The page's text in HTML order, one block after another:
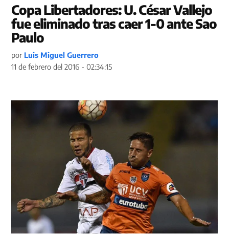
Copa Libertadores: U. César Vallejo
fue eliminado tras caer 1-0 ante Sao
Paulo
por Luis Miguel Guerrero
11 de febrero del 2016 - 02:34:15